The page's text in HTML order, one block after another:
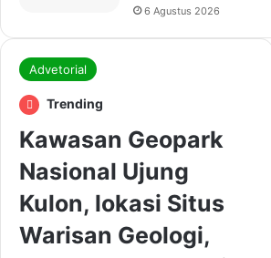
6 Agustus 2026